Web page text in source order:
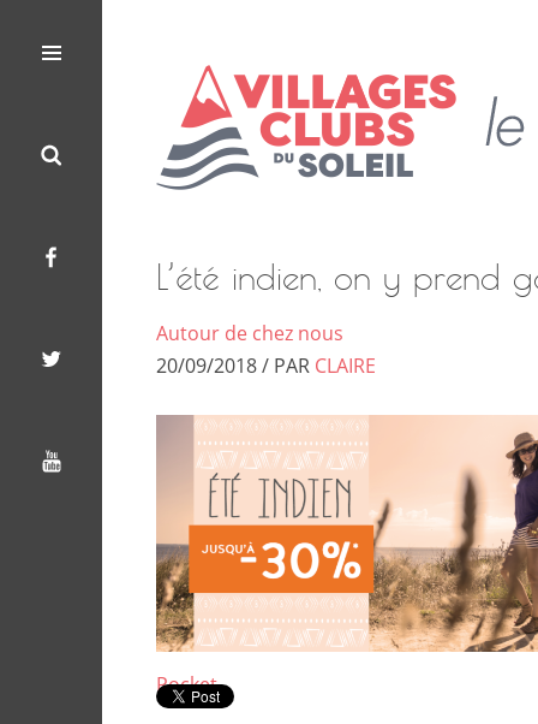
Menu
Search
Facebook
Twitter
Youtube
Villages
Soleil
des
L’été indien, on y prend
Autour de chez nous
20/09/2018 / PAR CLAIRE
Pocket